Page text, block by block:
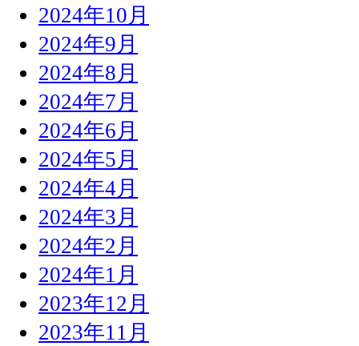
2024年10月
2024年9月
2024年8月
2024年7月
2024年6月
2024年5月
2024年4月
2024年3月
2024年2月
2024年1月
2023年12月
2023年11月